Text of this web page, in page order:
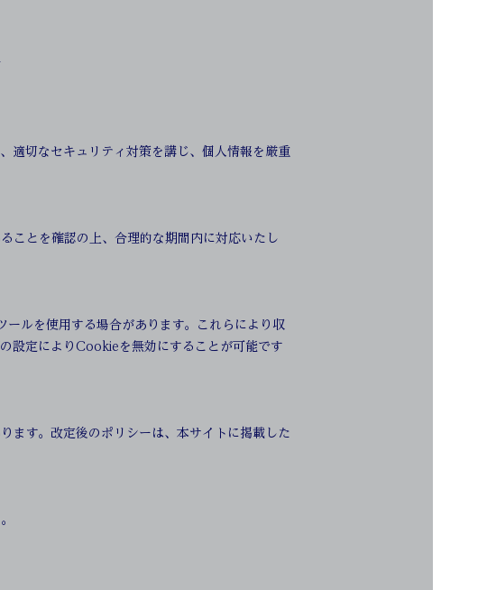
適切なセキュリティ対策を講じ、個人情報を厳重
ことを確認の上、合理的な期間内に対応いたし
ルを使用する場合があります。これらにより収
設定によりCookieを無効にすることが可能です
ます。改定後のポリシーは、本サイトに掲載した